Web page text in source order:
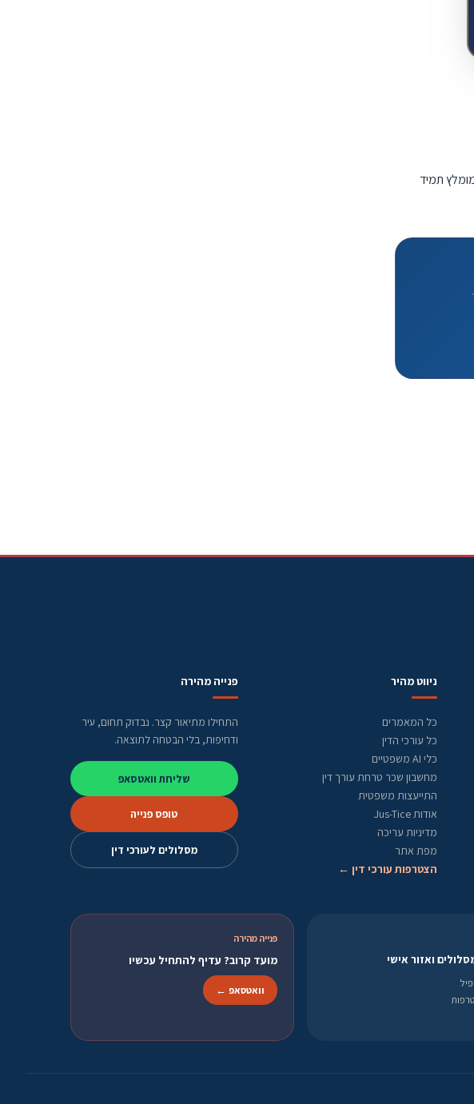
תמיד
ניווט מהיר
כל המאמרים
כל עורכי הדין
כלי AI משפטיים
מחשבון שכר טרחת עורך דין
התייעצות משפטית
אודות Jus-Tice
מדיניות עריכה
מפת אתר
הצטרפות עורכי דין ←
פנייה מהירה
התחילו מתיאור קצר. נבדוק תחום, עיר
ודחיפות, בלי הבטחה לתוצאה.
שליחת וואטסאפ
טופס פנייה
מסלולים לעורכי דין
ואזור אישי
פנייה מהירה
מועד קרוב? עדיף להתחיל עכשיו
וואטסאפ ←